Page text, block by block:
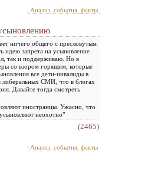
Анализ, события, факты
ничего общего с пресловутым
идею запрета на усыновление
так и поддерживаю. Но в
со взором горящим, которые
все дети-инвалиды в
СМИ, что в блогах
Давайте тогда смотреть
иностранцы. Ужасно, что
неохотно"
(2465)
Анализ, события, факты